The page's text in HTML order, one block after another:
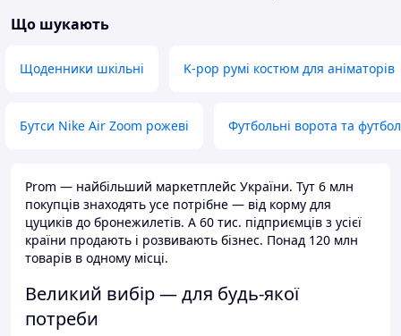
Що шукають
Щоденники шкільні K-pop румі костюм для аніматорів
Бутси Nike Air Zoom рожеві Футбольні ворота та
Prom — найбільший маркетплейс України. Тут 6 млн
покупців знаходять усе потрібне — від корму для
цуциків до бронежилетів. А 60 тис. підприємців з усієї
країни продають і розвивають бізнес. Понад 120 млн
товарів в одному місці.
Великий вибір — для будь-якої
потреби